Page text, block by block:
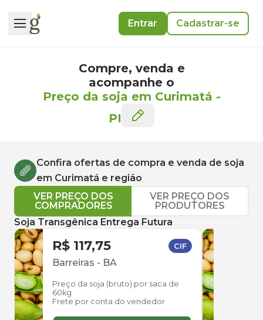
Entrar Cadastrar-se
Compre, venda e
acompanhe o
Preço da soja em Curimatá -
PI
Confira ofertas de compra e venda de soja
em Curimatá e região
VER PREÇO DOS
COMPRADORES
VER PREÇO DOS
PRODUTORES
Soja Transgênica Entrega Futura
R$ 117,75 CIF
Barreiras - BA
Preço da soja (bruto) por saca de
60kg
Frete por conta do vendedor